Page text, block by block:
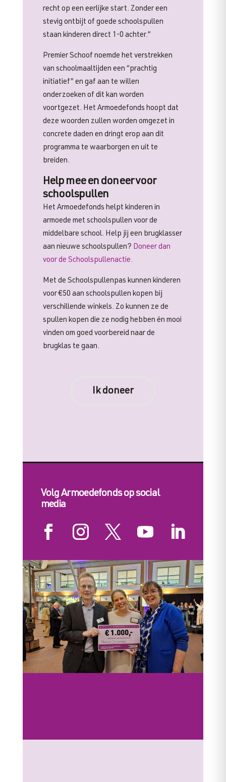
recht op een eerlijke start. Zonder een
stevig ontbijt of goede schoolspullen
staan kinderen direct 1-0 achter.”
Premier Schoof noemde het verstrekken
van schoolmaaltijden een “prachtig
initiatief” en gaf aan te willen
onderzoeken of dit kan worden
voortgezet. Het Armoedefonds hoopt dat
deze woorden zullen worden omgezet in
concrete daden en dringt erop aan dit
programma te waarborgen en uit te
breiden.
Help mee en doneer voor
schoolspullen
Het Armoedefonds helpt kinderen in
armoede met schoolspullen voor de
middelbare school. Help jij een brugklasser
aan nieuwe schoolspullen? Doneer dan
voor de Schoolspullenactie.
Met de Schoolspullenpas kunnen kinderen
voor €50 aan schoolspullen kopen bij
verschillende winkels. Zo kunnen ze de
spullen kopen die ze nodig hebben én mooi
vinden om goed voorbereid naar de
brugklas te gaan.
Ik doneer
Volg Armoedefonds op social
media